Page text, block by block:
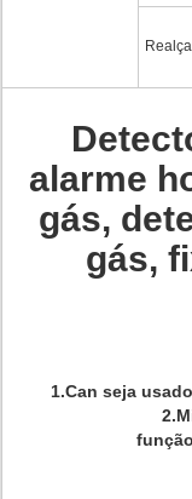
alarme
gás,
gás,
1.Can seja